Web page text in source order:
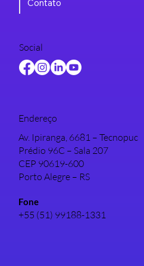
Contato
Social
Endereço
Av. Ipiranga, 6681 – Tecnopuc
Prédio 96C – Sala 207
CEP 90619-600
Porto Alegre – RS
Fone
+55 (51) 99188-1331